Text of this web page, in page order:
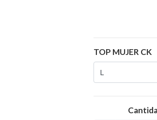
TOP MUJER CK